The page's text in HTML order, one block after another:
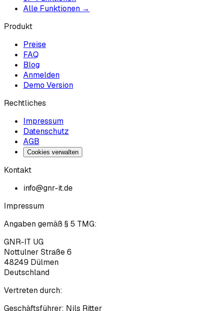
Alle Funktionen →
Produkt
Preise
FAQ
Blog
Anmelden
Demo Version
Rechtliches
Impressum
Datenschutz
AGB
Cookies verwalten
Kontakt
info@gnr-it.de
Impressum
Angaben gemäß § 5 TMG:
GNR-IT UG
Nottulner Straße 6
48249 Dülmen
Deutschland
Vertreten durch:
Geschäftsführer: Nils Ritter